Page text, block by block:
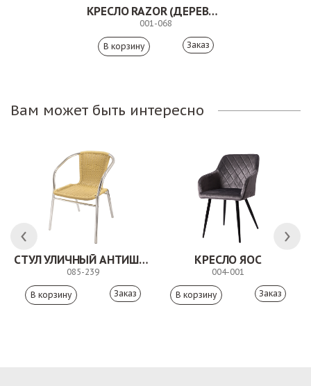
КРЕСЛО RAZOR (ДЕРЕВЯННЫЕ ОПОРЫ)
001-068
Заказ
Вам может быть интересно
СТУЛ УЛИЧНЫЙ АНТИШОН
085-239
Заказ
КРЕСЛО ЯОС
004-001
Заказ